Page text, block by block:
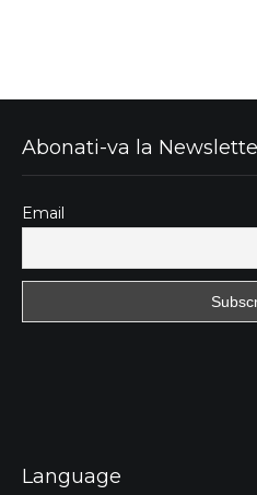
Abonati-va la
Email
Language